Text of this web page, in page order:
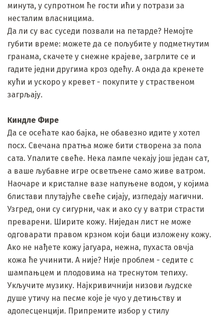
минута, у супротном ће гости ићи у потрази за
несталим власницима.
Да ли су вас суседи позвали на петарде? Немојте
губити време: можете да се пољубите у подметнутим
гранама, скачете у снежне крајеве, загрлите се и
гадите једни другима кроз одећу. А онда да кренете
кући и ускоро у кревет - покупите у страственом
загрљају.
Киндле Фире
Да се ​​осећате као бајка, не обавезно идите у хотел
посх. Свечана пратња може бити створена за пола
сата. Упалите свеће. Нека лампе чекају још један сат,
а ваше љубавне игре осветљене само живе ватром.
Наочаре и кристалне вазе напуњене водом, у којима
блистави плутајуће свеће сијају, изгледају магични.
Узгред, они су сигурни, чак и ако су у ватри страсти
преварени. Ширите кожу. Ниједан лист не може
одговарати правом крзном који баци изложену кожу.
Ако не нађете кожу јагуара, нежна, пухаста овчја
кожа ће учинити. А није? Није проблем - седите с
шампањцем и плодовима на треснутом тепиху.
Укључите музику. Најкривичнији низови људске
душе утичу на песме које је чуо у детињству и
адолесценцији. Припремите избор у стилу